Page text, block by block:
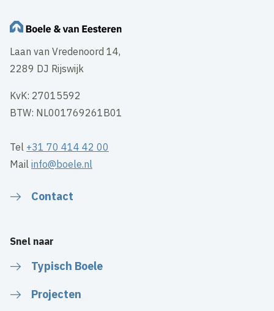
Laan van Vredenoord 14,
2289 DJ Rijswijk
KvK: 27015592
BTW: NL001769261B01
Tel +31 70 414 42 00
Mailinfo@boele.nl
Contact
Snel naar
Typisch Boele
Projecten